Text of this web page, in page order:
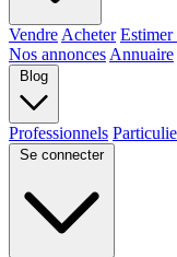
Vendre Acheter Estimer
Nos annonces Annuaire
Blog
Professionnels
Se connecter